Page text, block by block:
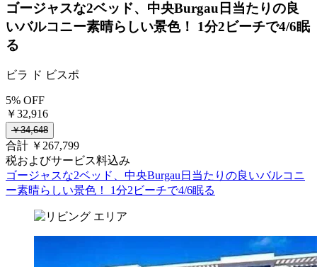
ゴージャスな2ベッド、中央Burgau日当たりの良
いバルコニー素晴らしい景色！ 1分2ビーチで4/6眠
る
ビラ ド ビスポ
5% OFF
￥32,916
￥34,648
合計 ￥267,799
税およびサービス料込み
ゴージャスな2ベッド、中央Burgau日当たりの良いバルコニ
ー素晴らしい景色！ 1分2ビーチで4/6眠る